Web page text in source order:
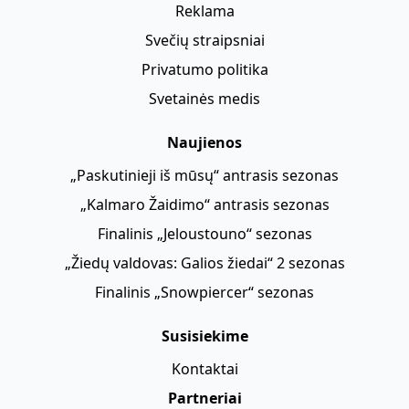
Reklama
Svečių straipsniai
Privatumo politika
Svetainės medis
Naujienos
„Paskutinieji iš mūsų“ antrasis sezonas
„Kalmaro Žaidimo“ antrasis sezonas
Finalinis „Jeloustouno“ sezonas
„Žiedų valdovas: Galios žiedai“ 2 sezonas
Finalinis „Snowpiercer“ sezonas
Susisiekime
Kontaktai
Partneriai